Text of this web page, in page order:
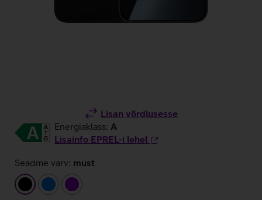
Lisan võrdlusesse
Energiaklass: A
Lisainfo EPREL-i lehel
Seadme värv: must
must
sinine lilla